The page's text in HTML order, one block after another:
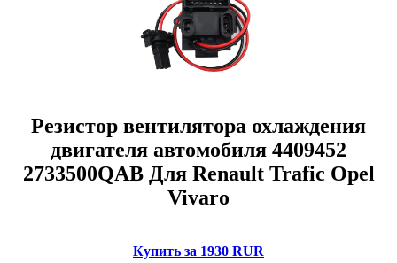
Резистор вентилятора охлаждения
двигателя автомобиля 4409452
2733500QAB Для Renault Trafic Opel
Vivaro
Купить за 1930 RUR